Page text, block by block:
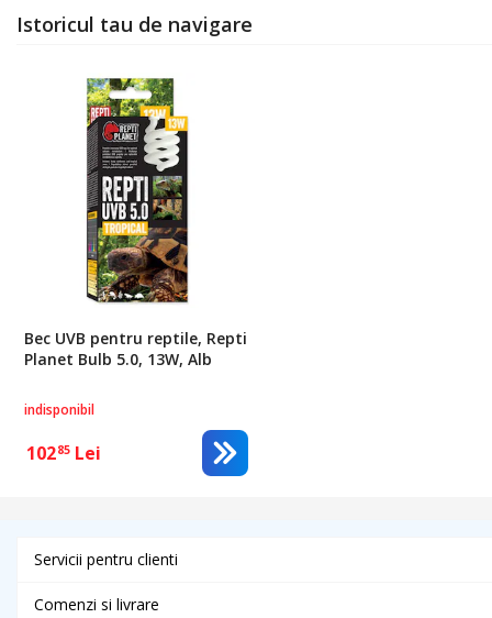
Istoricul tau de navigare
Bec UVB pentru reptile, Repti
Planet Bulb 5.0, 13W, Alb
indisponibil
10285 Lei
Servicii pentru clienti
Comenzi si livrare